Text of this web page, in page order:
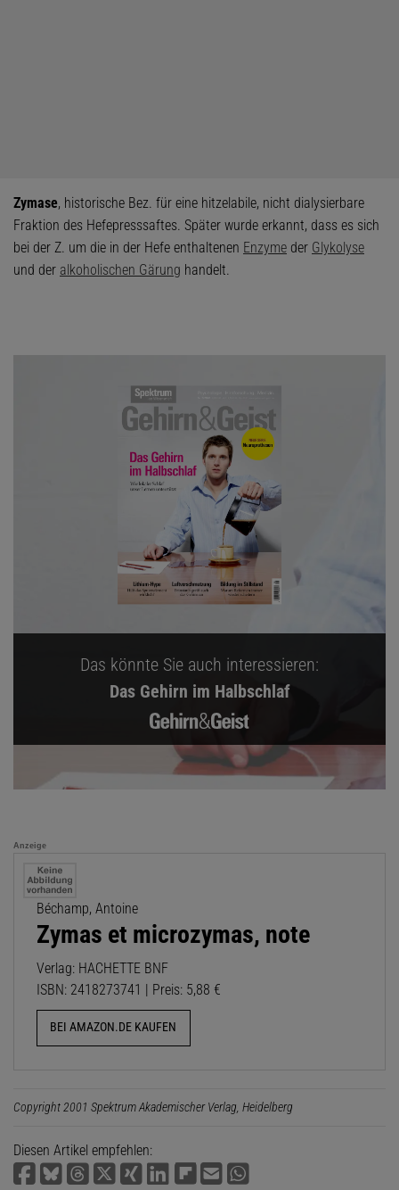
Zymase, historische Bez. für eine hitzelabile, nicht dialysierbare
Fraktion des Hefepresssaftes. Später wurde erkannt, dass es sich
bei der Z. um die in der Hefe enthaltenen Enzyme der Glykolyse
und der alkoholischen Gärung handelt.
Das könnte Sie auch interessieren:
Das Gehirn im Halbschlaf
Anzeige
Béchamp, Antoine
Zymas et microzymas, note
Verlag: HACHETTE BNF
ISBN: 2418273741 | Preis: 5,88 €
BEI AMAZON.DE KAUFEN
Copyright 2001 Spektrum Akademischer Verlag, Heidelberg
Diesen Artikel empfehlen: